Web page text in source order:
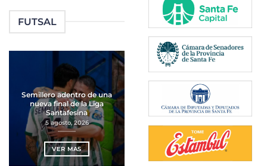
FUTSAL
Semillero adentro de una
nueva final de la Liga
Santafesina
5 agosto, 2026
VER MAS